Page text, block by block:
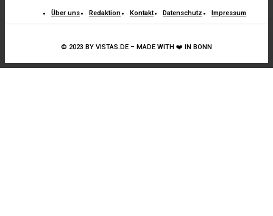
Über uns Redaktion Kontakt Datenschutz Impressum
© 2023 BY VISTAS.DE – MADE WITH ❤️ IN BONN